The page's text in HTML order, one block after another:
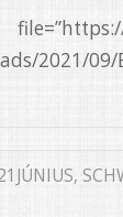
2021/09/
,